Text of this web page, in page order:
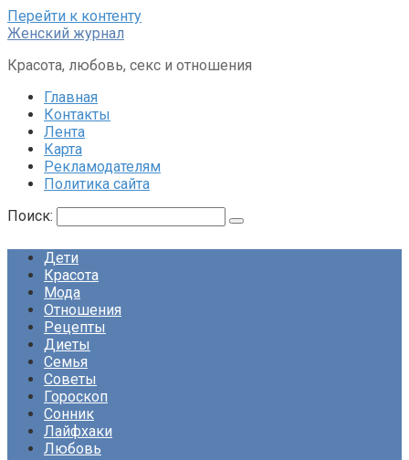
Перейти к контенту
Женский журнал
Красота, любовь, секс и отношения
Главная
Контакты
Лента
Карта
Рекламодателям
Политика сайта
Поиск:
Дети
Красота
Мода
Отношения
Рецепты
Диеты
Семья
Советы
Гороскоп
Сонник
Лайфхаки
Любовь